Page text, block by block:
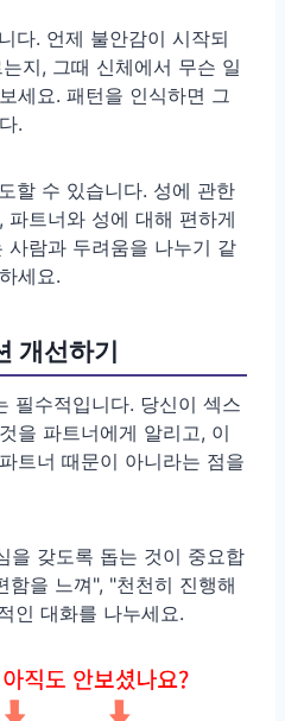
다. 언제 불안감이 시작되
지, 그때 신체에서 무슨 일
세요. 패턴을 인식하면 그
.
할 수 있습니다. 성에 관한
트너와 성에 대해 편하게
사람과 두려움을 나누기 같
세요.
개선하기
필수적입니다. 당신이 섹스
을 파트너에게 알리고, 이
트너 때문이 아니라는 점을
을 갖도록 돕는 것이 중요합
함을 느껴", "천천히 진행해
인 대화를 나누세요.